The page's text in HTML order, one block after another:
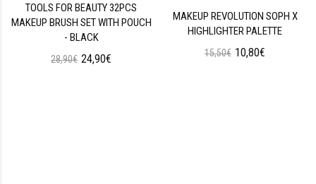
TOOLS FOR BEAUTY 32PCS
MAKEUP BRUSH SET WITH POUCH
- BLACK
28,90€ 24,90€
MAKEUP REVOLUTION SOPH X
HIGHLIGHTER PALETTE
15,50€ 10,80€